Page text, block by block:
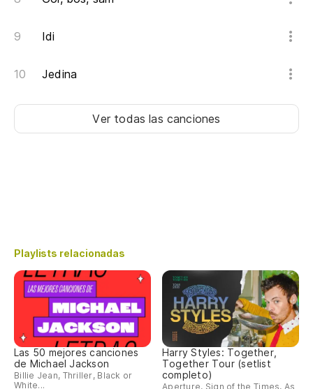
Idi
Jedina
Ver todas las canciones
Playlists relacionadas
Las 50 mejores canciones
de Michael Jackson
Billie Jean, Thriller, Black or
White...
Harry Styles: Together,
Together Tour (setlist
completo)
Aperture, Sign of the Times, As